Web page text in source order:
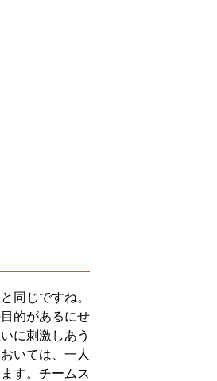
同じですね。
的があるにせ
に刺激しあう
いては、一人
す。チームス